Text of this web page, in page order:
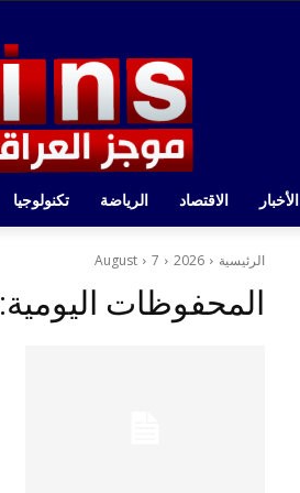
الأخبار الاقتصاد الرياضة تكنولوجيا
الرئيسية 2026
August 7
المحفوظات اليومية: Aug 7, 2026